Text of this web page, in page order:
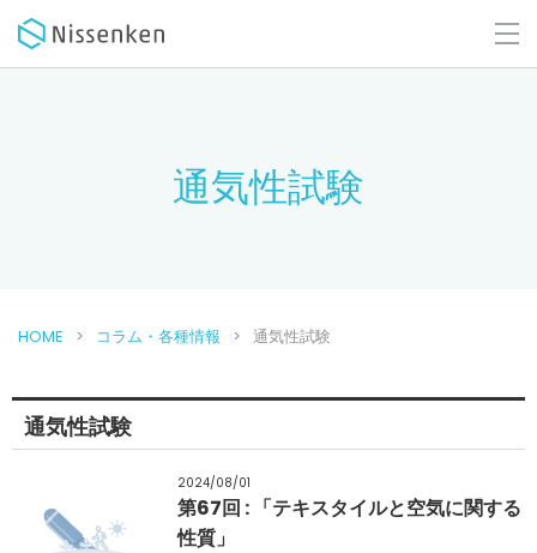
通気性試験
HOME コラム・各種情報 通気性試験
通気性試験
2024/08/01
第67回 : 「テキスタイルと空気に関する
性質」